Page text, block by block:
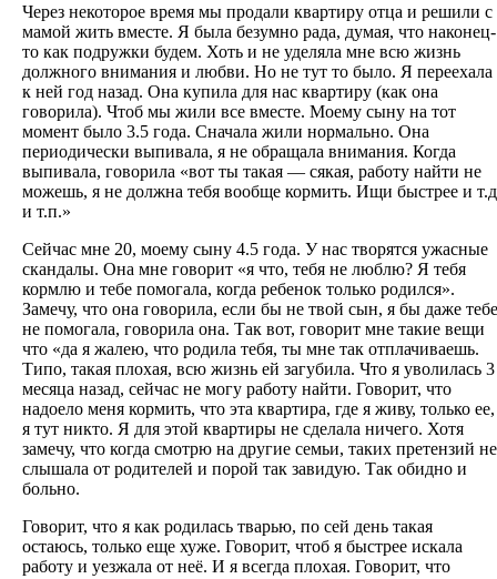
Через некоторое время мы продали квартиру отца и решили с
мамой жить вместе. Я была безумно рада, думая, что наконец-
то как подружки будем. Хоть и не уделяла мне всю жизнь
должного внимания и любви. Но не тут то было. Я переехала
к ней год назад. Она купила для нас квартиру (как она
говорила). Чтоб мы жили все вместе. Моему сыну на тот
момент было 3.5 года. Сначала жили нормально. Она
периодически выпивала, я не обращала внимания. Когда
выпивала, говорила «вот ты такая — сякая, работу найти не
можешь, я не должна тебя вообще кормить. Ищи быстрее и т.д
и т.п.»
Сейчас мне 20, моему сыну 4.5 года. У нас творятся ужасные
скандалы. Она мне говорит «я что, тебя не люблю? Я тебя
кормлю и тебе помогала, когда ребенок только родился».
Замечу, что она говорила, если бы не твой сын, я бы даже тебе
не помогала, говорила она. Так вот, говорит мне такие вещи
что «да я жалею, что родила тебя, ты мне так отплачиваешь.
Типо, такая плохая, всю жизнь ей загубила. Что я уволилась 3
месяца назад, сейчас не могу работу найти. Говорит, что
надоело меня кормить, что эта квартира, где я живу, только ее,
я тут никто. Я для этой квартиры не сделала ничего. Хотя
замечу, что когда смотрю на другие семьи, таких претензий не
слышала от родителей и порой так завидую. Так обидно и
больно.
Говорит, что я как родилась тварью, по сей день такая
остаюсь, только еще хуже. Говорит, чтоб я быстрее искала
работу и уезжала от неё. И я всегда плохая. Говорит, что